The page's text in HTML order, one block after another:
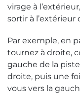
virage à
sortir à l’extérieur
Par exemple, en
tournez à droite,
gauche de la
droite, puis une
vous vers la